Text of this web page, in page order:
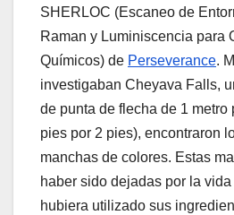
SHERLOC (Escaneo de
Raman y Luminiscencia para
Químicos) de Perseverance.
investigaban Cheyava Falls,
de punta de flecha de 1 metro
pies por 2 pies), encontraron
manchas de colores. Estas
haber sido dejadas por la
hubiera utilizado sus